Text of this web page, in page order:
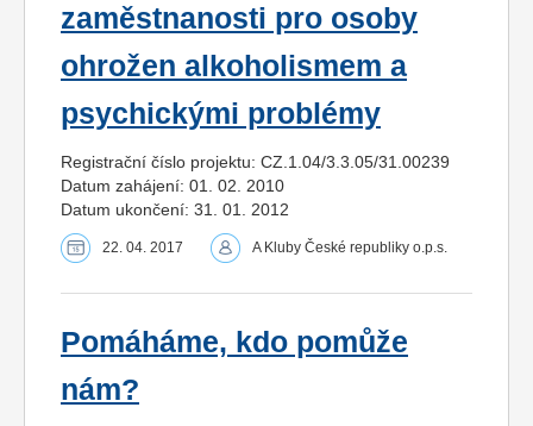
zaměstnanosti pro osoby
ohrožen alkoholismem a
psychickými problémy
Registrační číslo projektu: CZ.1.04/3.3.05/31.00239
Datum zahájení: 01. 02. 2010
Datum ukončení: 31. 01. 2012
22. 04. 2017 A Kluby České republiky o.p.s.
Pomáháme, kdo pomůže
nám?